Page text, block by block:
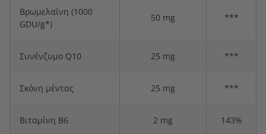
Βρωμελαΐνη (1000
GDU/g*)
50 mg ***
Συνένζυμο Q10 25 mg ***
Σκόνη μέντας 25 mg ***
Βιταμίνη B6 2 mg 143%